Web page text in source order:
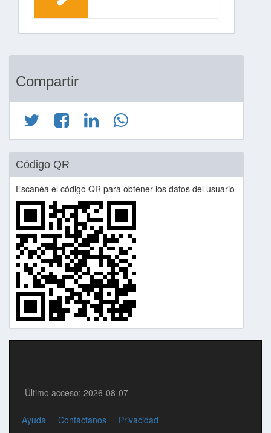
Compartir
Código QR
Escanéa el código QR para obtener los datos del usuario
Último acceso: 2026-08-07
Ayuda Contáctanos Privacidad